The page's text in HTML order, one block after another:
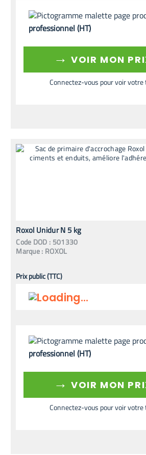
professionnel (HT)
→ VOIR MON
Connectez-vous pour voir votre
Roxol Unidur N 5 kg
Code DOD : 501330
Marque : ROXOL
Prix public (TTC)
professionnel (HT)
→ VOIR MON
Connectez-vous pour voir votre